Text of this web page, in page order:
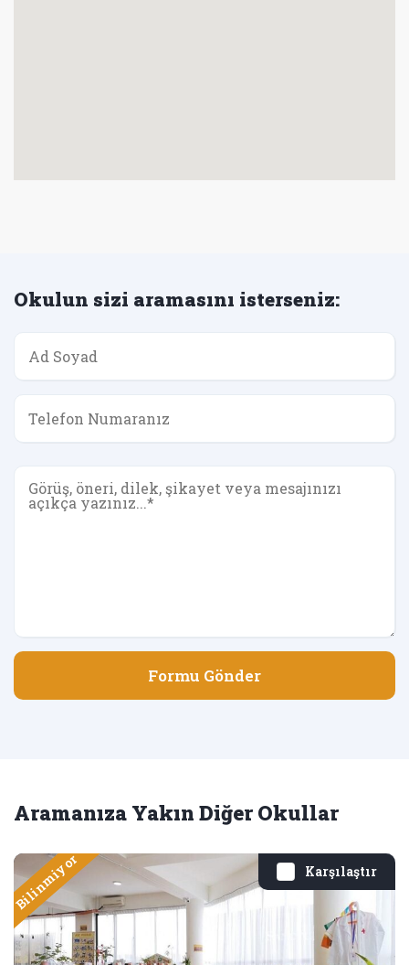
Okulun sizi aramasını isterseniz:
Formu Gönder
Aramanıza Yakın Diğer Okullar
Karşılaştır
Bilinmiyor